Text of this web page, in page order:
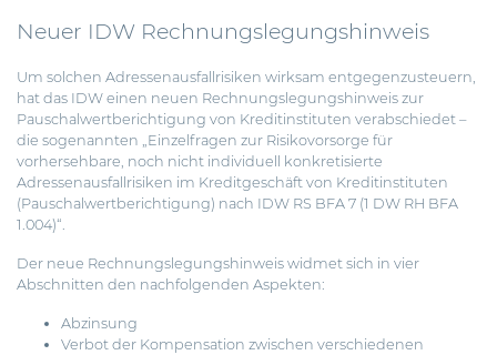
Neuer IDW Rechnungslegungshinweis
Um solchen Adressenausfallrisiken wirksam entgegenzusteuern,
hat das IDW einen neuen Rechnungslegungshinweis zur
Pauschalwertberichtigung von Kreditinstituten verabschiedet –
die sogenannten „Einzelfragen zur Risikovorsorge für
vorhersehbare, noch nicht individuell konkretisierte
Adressenausfallrisiken im Kreditgeschäft von Kreditinstituten
(Pauschalwertberichtigung) nach IDW RS BFA 7 (1 DW RH BFA
1.004)“.
Der neue Rechnungslegungshinweis widmet sich in vier
Abschnitten den nachfolgenden Aspekten:
Abzinsung
Verbot der Kompensation zwischen verschiedenen